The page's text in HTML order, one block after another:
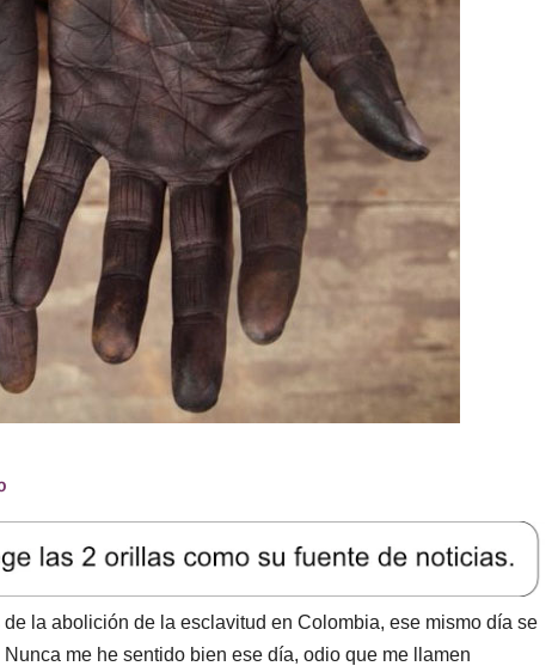
la abolición de la esclavitud en Colombia, ese mismo día se
me he sentido bien ese día, odio que me llamen